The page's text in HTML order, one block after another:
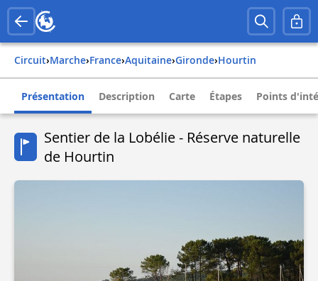
Circuit› Marche› france› aquitaine› gironde› hourtin
Présentation Description Carte Étapes Points
Sentier de la Lobélie - Réserve naturelle
de Hourtin